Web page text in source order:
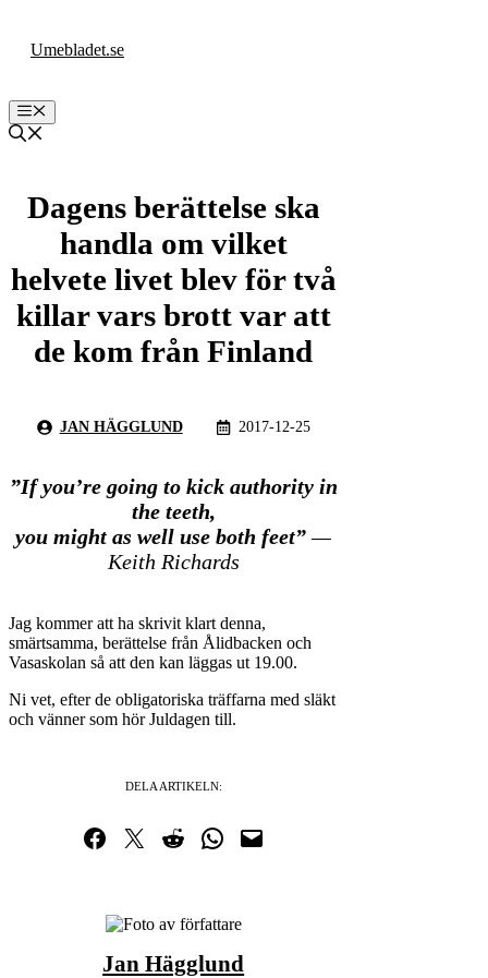
Umebladet.se
Meny
Dagens berättelse ska
handla om vilket
helvete livet blev för två
killar vars brott var att
de kom från Finland
JAN HÄGGLUND 2017-12-25
”If you’re going to kick authority in
the teeth,
you might as well use both feet”—
Keith Richards
Jag kommer att ha skrivit klart denna,
smärtsamma, berättelse från Ålidbacken och
Vasaskolan så att den kan läggas ut 19.00.
Ni vet, efter de obligatoriska träffarna med släkt
och vänner som hör Juldagen till.
DELA ARTIKELN:
Dela på Facebook
Dela på TwitterDela på RedditDela i WhatsApp
Maila en länk
Jan Hägglund